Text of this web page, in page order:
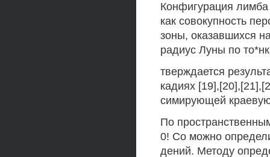
Конфигурация
как совокупность
зоны, оказавшихся
радиус Луны по
тверждается
кадиях
симирующей
По
0! Со можно
дений. Методу